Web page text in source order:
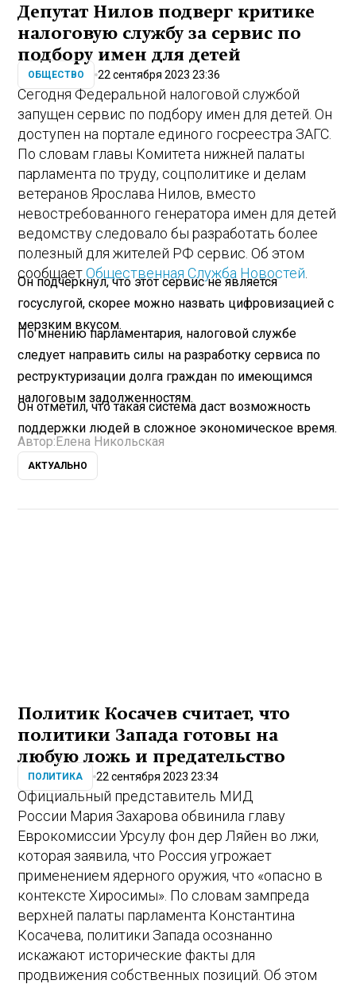
Депутат Нилов подверг критике
налоговую службу за сервис по
подбору имен для детей
ОБЩЕСТВО 22 сентября 2023 23:36
Сегодня Федеральной налоговой службой
запущен сервис по подбору имен для детей. Он
доступен на портале единого госреестра ЗАГС.
По словам главы Комитета нижней палаты
парламента по труду, соцполитике и делам
ветеранов Ярослава Нилов, вместо
невостребованного генератора имен для детей
ведомству следовало бы разработать более
полезный для жителей РФ сервис. Об этом
сообщаетОбщественная Служба Новостей
Он подчеркнул, что этот сервис не является
госуслугой, скорее можно назвать цифровизацией с
мерзким вкусом.
По мнению парламентария, налоговой службе
следует направить силы на разработку сервиса по
реструктуризации долга граждан по имеющимся
налоговым задолженностям.
Он отметил, что такая система даст возможность
поддержки людей в сложное экономическое время.
Автор: Елена Никольская
АКТУАЛЬНО
Политик Косачев считает, что
политики Запада готовы на
любую ложь и предательство
ПОЛИТИКА 22 сентября 2023 23:34
Официальный представитель МИД
России Мария Захарова обвинила главу
Еврокомиссии Урсулу фон дер Ляйен во лжи,
которая заявила, что Россия угрожает
применением ядерного оружия, что «опасно в
контексте Хиросимы». По словам зампреда
верхней палаты парламента Константина
Косачева, политики Запада осознанно
искажают исторические факты для
продвижения собственных позиций. Об этом